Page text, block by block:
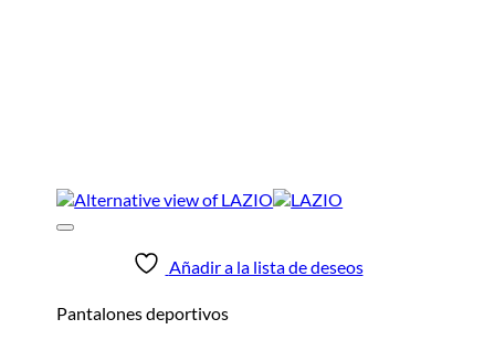
Añadir a la lista de deseos
Pantalones deportivos